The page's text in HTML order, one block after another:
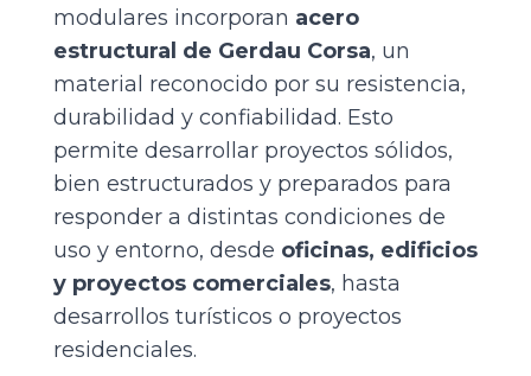
modulares incorporan acero
estructural de Gerdau Corsa, un
material reconocido por su resistencia,
durabilidad y confiabilidad. Esto
permite desarrollar proyectos sólidos,
bien estructurados y preparados para
responder a distintas condiciones de
uso y entorno, desde oficinas, edificios
y proyectos comerciales, hasta
desarrollos turísticos o proyectos
residenciales.